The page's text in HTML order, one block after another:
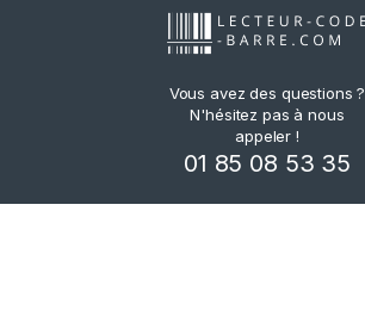
Vous avez des questions ?
N'hésitez pas à nous
appeler !
01 85 08 53 35